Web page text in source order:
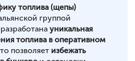
топлива (щепы)
группой
уникальная
топлива в оперативном
позволяет избежать